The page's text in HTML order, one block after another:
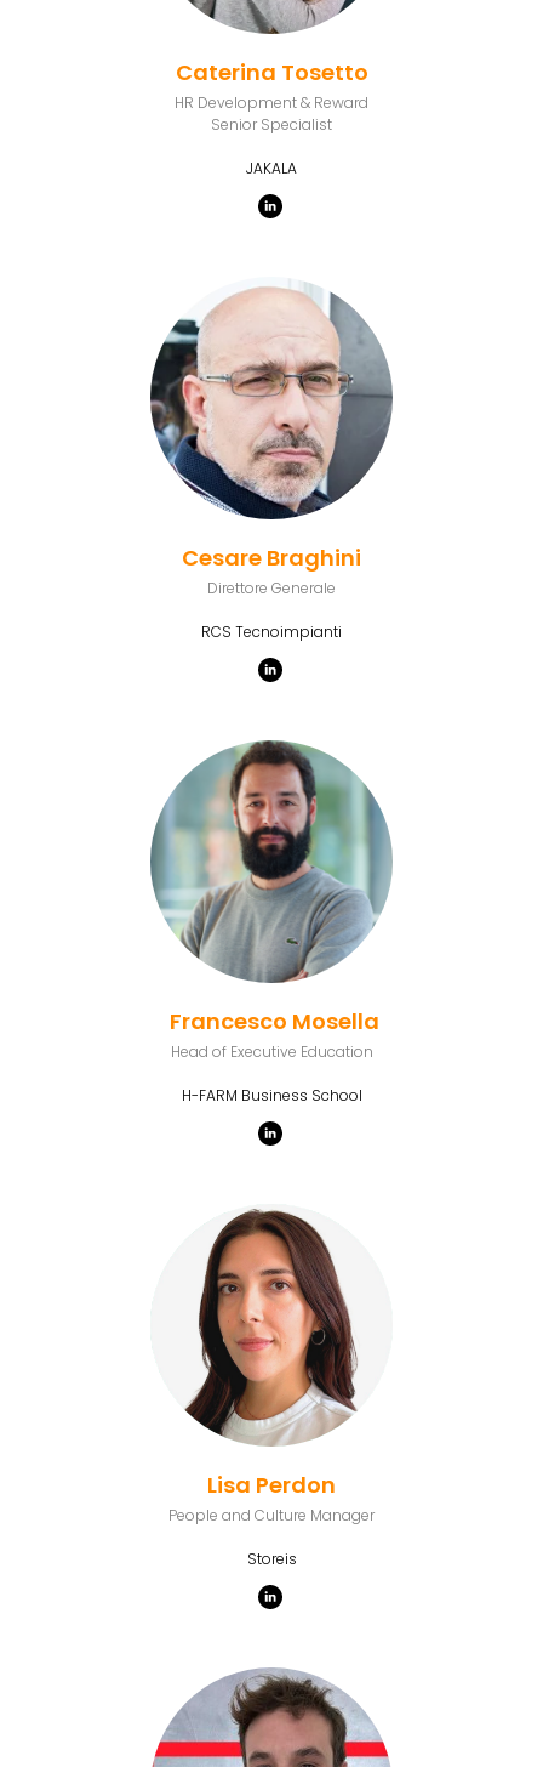
Caterina Tosetto
HR Development & Reward
Senior Specialist
JAKALA
Cesare Braghini
Direttore Generale
RCS Tecnoimpianti
Francesco Mosella
Head of Executive Education
H-FARM Business School
Lisa Perdon
People and Culture Manager
Storeis